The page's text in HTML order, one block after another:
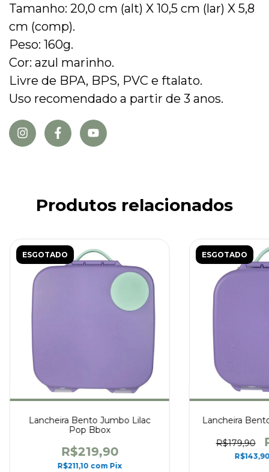
Tamanho: 20,0 cm (alt) X 10,5 cm (lar) X 5,8
cm (comp).
Peso: 160g.
Cor: azul marinho.
Livre de BPA, BPS, PVC e ftalato.
Uso recomendado a partir de 3 anos.
Produtos relacionados
ESGOTADO
Lancheira Bento Jumbo Lilac
Pop Bbox
R$219,90
R$211,10 com Pix
ESGOTADO
Lancheira
R$179,90